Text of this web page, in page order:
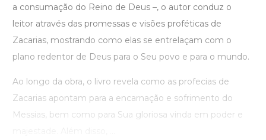
a consumação do Reino de Deus –, o autor conduz o
leitor através das promessas e visões proféticas de
Zacarias, mostrando como elas se entrelaçam com o
plano redentor de Deus para o Seu povo e para o mundo.
Ao longo da obra, o livro revela como as profecias de
Zacarias apontam para a encarnação e sofrimento do
Messias, bem como para Sua gloriosa vinda em poder e